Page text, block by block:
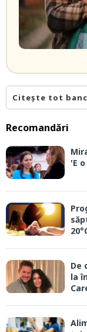
Citește tot
Recomandări
'E
De
la